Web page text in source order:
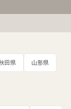
田県 山形県